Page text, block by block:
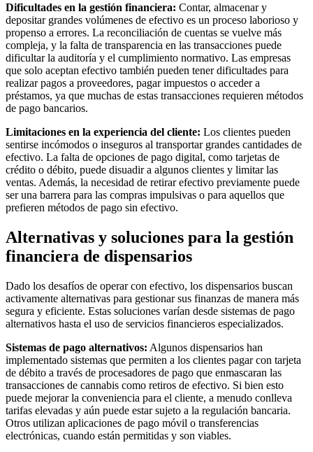
Dificultades en la gestión financiera: Contar, almacenar y
depositar grandes volúmenes de efectivo es un proceso laborioso y
propenso a errores. La reconciliación de cuentas se vuelve más
compleja, y la falta de transparencia en las transacciones puede
dificultar la auditoría y el cumplimiento normativo. Las empresas
que solo aceptan efectivo también pueden tener dificultades para
realizar pagos a proveedores, pagar impuestos o acceder a
préstamos, ya que muchas de estas transacciones requieren métodos
de pago bancarios.
Limitaciones en la experiencia del cliente: Los clientes pueden
sentirse incómodos o inseguros al transportar grandes cantidades de
efectivo. La falta de opciones de pago digital, como tarjetas de
crédito o débito, puede disuadir a algunos clientes y limitar las
ventas. Además, la necesidad de retirar efectivo previamente puede
ser una barrera para las compras impulsivas o para aquellos que
prefieren métodos de pago sin efectivo.
Alternativas y soluciones para la gestión
financiera de dispensarios
Dado los desafíos de operar con efectivo, los dispensarios buscan
activamente alternativas para gestionar sus finanzas de manera más
segura y eficiente. Estas soluciones varían desde sistemas de pago
alternativos hasta el uso de servicios financieros especializados.
Sistemas de pago alternativos: Algunos dispensarios han
implementado sistemas que permiten a los clientes pagar con tarjeta
de débito a través de procesadores de pago que enmascaran las
transacciones de cannabis como retiros de efectivo. Si bien esto
puede mejorar la conveniencia para el cliente, a menudo conlleva
tarifas elevadas y aún puede estar sujeto a la regulación bancaria.
Otros utilizan aplicaciones de pago móvil o transferencias
electrónicas, cuando están permitidas y son viables.